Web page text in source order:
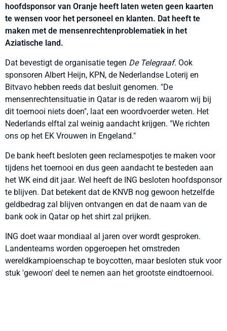
hoofdsponsor van Oranje heeft laten weten geen kaarten
te wensen voor het personeel en klanten. Dat heeft te
maken met de mensenrechtenproblematiek in het
Aziatische land.
Dat bevestigt de organisatie tegen De Telegraaf. Ook
sponsoren Albert Heijn, KPN, de Nederlandse Loterij en
Bitvavo hebben reeds dat besluit genomen. "De
mensenrechtensituatie in Qatar is de reden waarom wij bij
dit toernooi niets doen", laat een woordvoerder weten. Het
Nederlands elftal zal weinig aandacht krijgen. "We richten
ons op het EK Vrouwen in Engeland."
De bank heeft besloten geen reclamespotjes te maken voor
tijdens het toernooi en dus geen aandacht te besteden aan
het WK eind dit jaar. Wel heeft de ING besloten hoofdsponsor
te blijven. Dat betekent dat de KNVB nog gewoon hetzelfde
geldbedrag zal blijven ontvangen en dat de naam van de
bank ook in Qatar op het shirt zal prijken.
ING doet waar mondiaal al jaren over wordt gesproken.
Landenteams worden opgeroepen het omstreden
wereldkampioenschap te boycotten, maar besloten stuk voor
stuk 'gewoon' deel te nemen aan het grootste eindtoernooi.